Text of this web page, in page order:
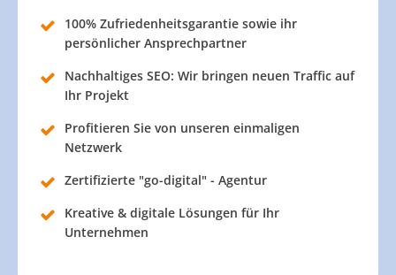
100% Zufriedenheitsgarantie sowie ihr
persönlicher Ansprechpartner
Nachhaltiges SEO: Wir bringen neuen Traffic auf
Ihr Projekt
Profitieren Sie von unseren einmaligen
Netzwerk
Zertifizierte "go-digital" - Agentur
Kreative & digitale Lösungen für Ihr
Unternehmen